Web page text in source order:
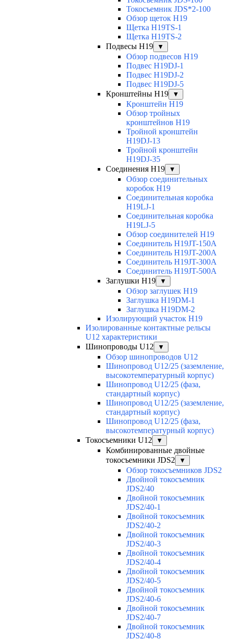
Токосъемник JDS*2-100
Обзор щеток H19
Щетка H19TS-1
Щетка H19TS-2
Подвесы H19
▼
Обзор подвесов H19
Подвес H19DJ-1
Подвес H19DJ-2
Подвес H19DJ-5
Кронштейны H19
▼
Кронштейн H19
Обзор тройных
кронштейнов H19
Тройной кронштейн
H19DJ-13
Тройной кронштейн
H19DJ-35
Соединения H19
▼
Обзор соединительных
коробок H19
Соединительная коробка
H19LJ-1
Соединительная коробка
H19LJ-5
Обзор соединителей H19
Соединитель H19JT-150A
Соединитель H19JT-200A
Соединитель H19JT-300A
Соединитель H19JT-500A
Заглушки H19
▼
Обзор заглушек H19
Заглушка H19DM-1
Заглушка H19DM-2
Изолирующий участок H19
Изолированные контактные рельсы
U12 характеристики
Шинопроводы U12
▼
Обзор шинопроводов U12
Шинопровод U12/25 (заземление,
высокотемпературный корпус)
Шинопровод U12/25 (фаза,
стандартный корпус)
Шинопровод U12/25 (заземление,
стандартный корпус)
Шинопровод U12/25 (фаза,
высокотемпературный корпус)
Токосъемники U12
▼
Комбинированные двойные
токосъемники JDS2
▼
Обзор токосъемников JDS2
Двойной токосъемник
JDS2/40
Двойной токосъемник
JDS2/40-1
Двойной токосъемник
JDS2/40-2
Двойной токосъемник
JDS2/40-3
Двойной токосъемник
JDS2/40-4
Двойной токосъемник
JDS2/40-5
Двойной токосъемник
JDS2/40-6
Двойной токосъемник
JDS2/40-7
Двойной токосъемник
JDS2/40-8